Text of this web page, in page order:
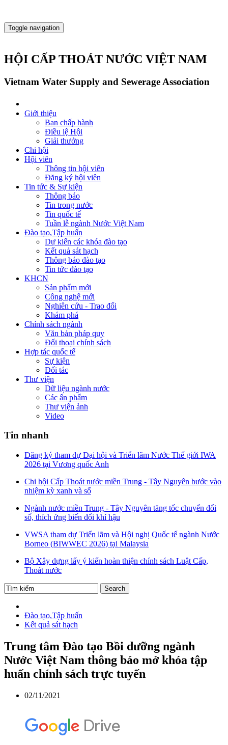
Toggle navigation
HỘI CẤP THOÁT NƯỚC VIỆT NAM
Vietnam Water Supply and Sewerage Association
Giới thiệu
Ban chấp hành
Điều lệ Hội
Giải thưởng
Chi hội
Hội viên
Thông tin hội viên
Đăng ký hội viên
Tin tức & Sự kiện
Thông báo
Tin trong nước
Tin quốc tế
Tuần lễ ngành Nước Việt Nam
Đào tạo,Tập huấn
Dự kiến các khóa đào tạo
Kết quả sát hạch
Thông báo đào tạo
Tin tức đào tạo
KHCN
Sản phẩm mới
Công nghệ mới
Nghiên cứu - Trao đổi
Khám phá
Chính sách ngành
Văn bản pháp quy
Đối thoại chính sách
Hợp tác quốc tế
Sự kiện
Đối tác
Thư viện
Dữ liệu ngành nước
Các ấn phẩm
Thư viện ảnh
Video
Tin nhanh
Đăng ký tham dự Đại hội và Triển lãm Nước Thế giới IWA
2026 tại Vương quốc Anh
Chi hội Cấp Thoát nước miền Trung - Tây Nguyên bước vào
nhiệm kỳ xanh và số
Ngành nước miền Trung - Tây Nguyên tăng tốc chuyển đổi
số, thích ứng biến đổi khí hậu
VWSA tham dự Triển lãm và Hội nghị Quốc tế ngành Nước
Borneo (BIWWEC 2026) tại Malaysia
Bộ Xây dựng lấy ý kiến hoàn thiện chính sách Luật Cấp,
Thoát nước
Đào tạo,Tập huấn
Kết quả sát hạch
Trung tâm Đào tạo Bồi dưỡng ngành
Nước Việt Nam thông báo mở khóa tập
huấn chính sách trực tuyến
02/11/2021